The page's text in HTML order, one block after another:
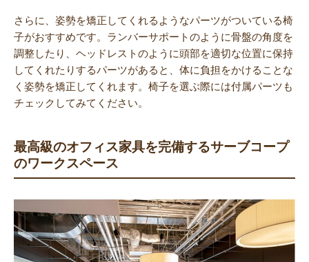
さらに、姿勢を矯正してくれるようなパーツがついている椅
子がおすすめです。ランバーサポートのように骨盤の角度を
調整したり、ヘッドレストのように頭部を適切な位置に保持
してくれたりするパーツがあると、体に負担をかけることな
く姿勢を矯正してくれます。椅子を選ぶ際には付属パーツも
チェックしてみてください。
最高級のオフィス家具を完備するサーブコープ
のワークスペース